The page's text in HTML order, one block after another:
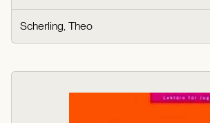
Scherling, Theo